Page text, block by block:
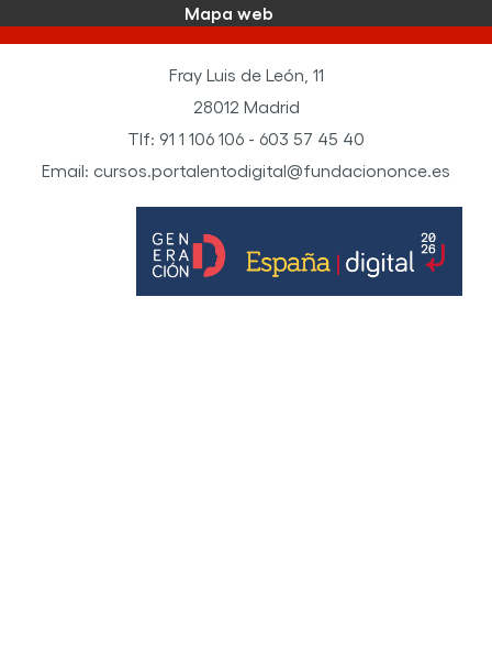
Mapa web
Fray Luis de León, 11
28012 Madrid
Tlf: 91 1 106 106 - 603 57 45 40
Email: cursos.portalentodigital@fundaciononce.es